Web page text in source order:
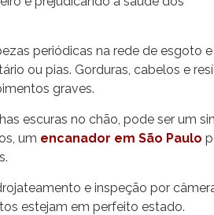
periódicas na rede de esgoto e
ou pias. Gorduras, cabelos e
graves.
escuras no chão, pode ser um
um encanador em São Paulo
e inspeção por
estejam em perfeito estado.